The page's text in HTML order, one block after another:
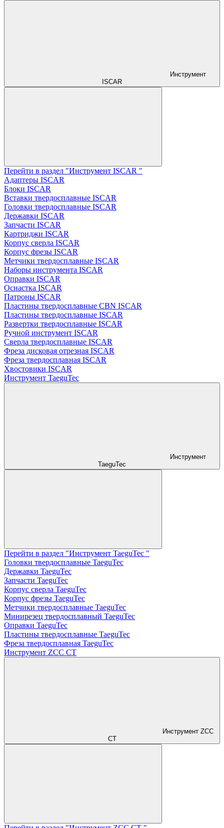
Инструмент
ISCAR
Перейти в раздел "Инструмент ISCAR "
Адаптеры ISCAR
Блоки ISCAR
Вставки твердосплавные ISCAR
Головки твердосплавные ISCAR
Державки ISCAR
Запчасти ISCAR
Картриджи ISCAR
Корпус сверла ISCAR
Корпус фрезы ISCAR
Метчики твердосплавные ISCAR
Наборы инструмента ISCAR
Оправки ISCAR
Оснастка ISCAR
Патроны ISCAR
Пластины твердосплавные CBN ISCAR
Пластины твердосплавные ISCAR
Развертки твердосплавные ISCAR
Ручной инструмент ISCAR
Сверла твердосплавные ISCAR
Фреза дисковая отрезная ISCAR
Фреза твердосплавная ISCAR
Хвостовики ISCAR
Инструмент TaeguTec
Инструмент
TaeguTec
Перейти в раздел "Инструмент TaeguTec "
Головки твердосплавные TaeguTec
Державки TaeguTec
Запчасти TaeguTec
Корпус сверла TaeguTec
Корпус фрезы TaeguTec
Метчики твердосплавные TaeguTec
Минирезец твердосплавный TaeguTec
Оправки TaeguTec
Пластины твердосплавные TaeguTec
Фреза твердосплавная TaeguTec
Инструмент ZCС CT
Инструмент ZCС
CT